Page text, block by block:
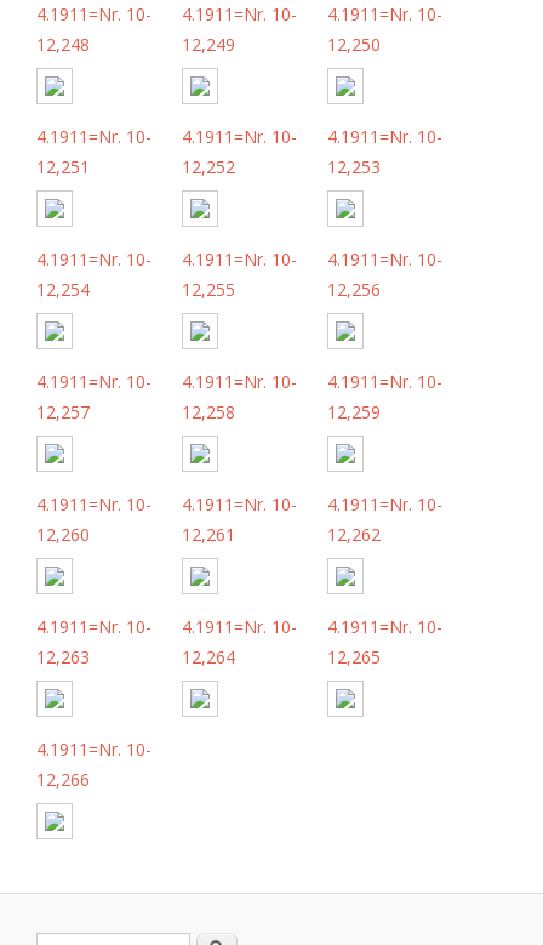
4.1911=Nr. 10-
12,248
4.1911=Nr. 10-
12,249
4.1911=Nr. 10-
12,250
4.1911=Nr. 10-
12,251
4.1911=Nr. 10-
12,252
4.1911=Nr. 10-
12,253
4.1911=Nr. 10-
12,254
4.1911=Nr. 10-
12,255
4.1911=Nr. 10-
12,256
4.1911=Nr. 10-
12,257
4.1911=Nr. 10-
12,258
4.1911=Nr. 10-
12,259
4.1911=Nr. 10-
12,260
4.1911=Nr. 10-
12,261
4.1911=Nr. 10-
12,262
4.1911=Nr. 10-
12,263
4.1911=Nr. 10-
12,264
4.1911=Nr. 10-
12,265
4.1911=Nr. 10-
12,266